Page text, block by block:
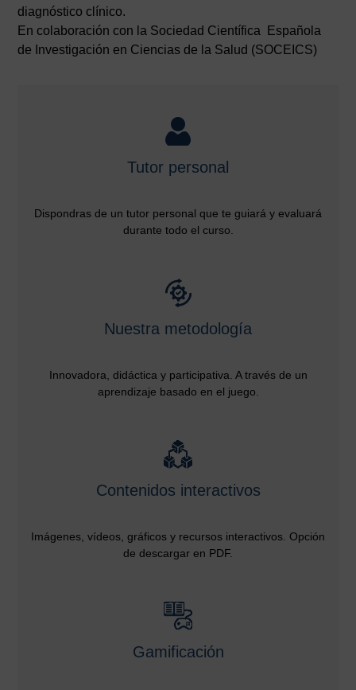
diagnóstico clínico.
En colaboración con la Sociedad Científica Española
de Investigación en Ciencias de la Salud (SOCEICS)
Tutor personal
Dispondras de un tutor personal que te guiará y evaluará
durante todo el curso.
Nuestra metodología
Innovadora, didáctica y participativa. A través de un
aprendizaje basado en el juego.
Contenidos interactivos
Imágenes, vídeos, gráficos y recursos interactivos. Opción
de descargar en PDF.
Gamificación